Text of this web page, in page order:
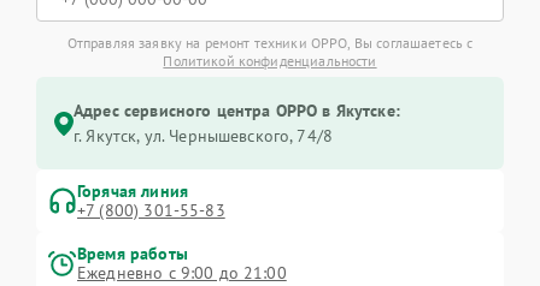
Отправляя заявку на ремонт техники OPPO, Вы соглашаетесь с
Политикой конфиденциальности
Адрес сервисного центра OPPO в Якутске:
г. Якутск, ул. Чернышевского, 74/8
Горячая линия
+7 (800) 301-55-83
Время работы
Ежедневно с 9:00 до 21:00